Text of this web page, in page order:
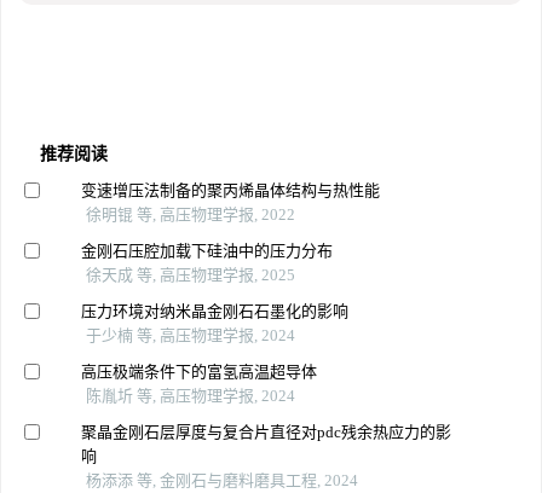
推荐阅读
变速增压法制备的聚丙烯晶体结构与热性能
徐明锟 等, 高压物理学报, 2022
金刚石压腔加载下硅油中的压力分布
徐天成 等, 高压物理学报, 2025
压力环境对纳米晶金刚石石墨化的影响
于少楠 等, 高压物理学报, 2024
高压极端条件下的富氢高温超导体
陈胤圻 等, 高压物理学报, 2024
聚晶金刚石层厚度与复合片直径对pdc残余热应力的影
响
杨添添 等, 金刚石与磨料磨具工程, 2024